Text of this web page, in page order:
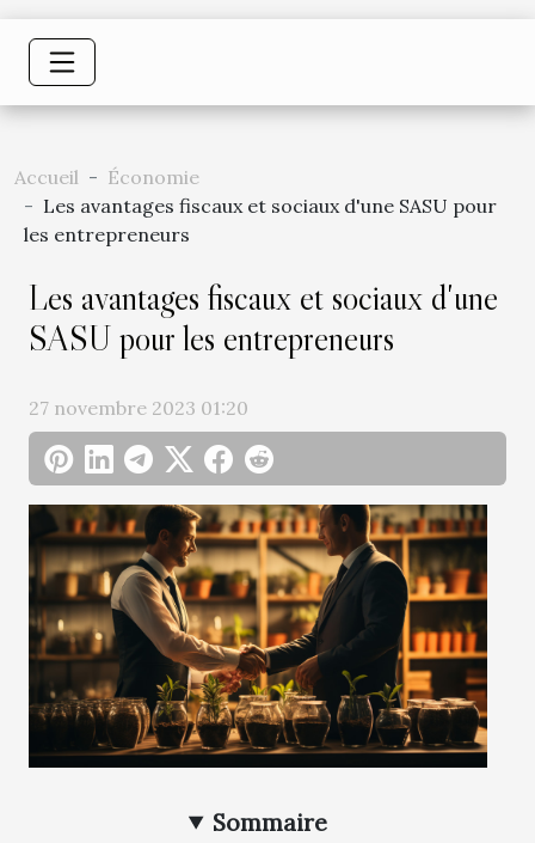
Accueil
Économie
Les avantages fiscaux et sociaux d'une SASU pour
les entrepreneurs
Les avantages fiscaux et sociaux d'une
SASU pour les entrepreneurs
27 novembre 2023 01:20
Sommaire